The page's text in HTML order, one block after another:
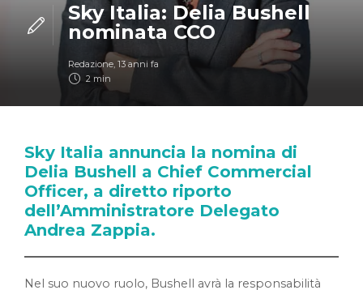
Sky Italia: Delia Bushell
nominata CCO
Redazione, 13 anni fa
2 min
Sky Italia annuncia la nomina di
Delia Bushell a Chief Commercial
Officer, a diretto riporto
dell’Amministratore Delegato
Andrea Zappia.
Nel suo nuovo ruolo, Bushell avrà la responsabilità